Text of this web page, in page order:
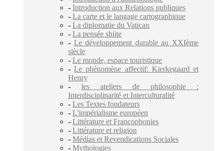
- Introduction aux Relations publiques
- La carte et le langage cartographique
- La diplomatie du Vatican
- La pensée shiite
- Le développement durable au XXIème
siècle
- Le monde, espace touristique
-Le phénomène affectif: Kierkegaard et
Henry
- les ateliers de philosophie :
Interdisciplinarité et Interculturalité
- Les Textes fondateurs
- L'impérialisme européen
- Littérature et Francophonies
- Littérature et religion
- Médias et Revendications Sociales
- Mythologies